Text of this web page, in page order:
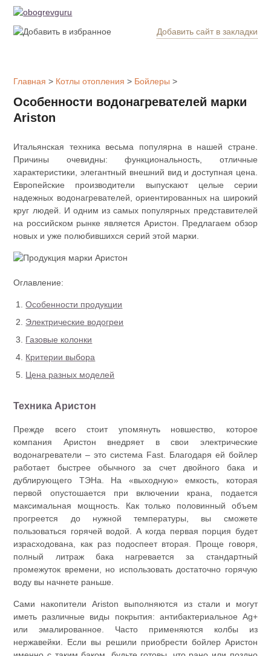
Добавить сайт в закладки
Котлы
отопления
Утепление
дома
Печи и
камины
Утеплители
Главная > Котлы отопления > Бойлеры >
Особенности водонагревателей марки
Ariston
Итальянская техника весьма популярна в нашей стране.
Причины очевидны: функциональность, отличные
характеристики, элегантный внешний вид и доступная цена.
Европейские производители выпускают целые серии
надежных водонагревателей, ориентированных на широкий
круг людей. И одним из самых популярных представителей
на российском рынке является Аристон. Предлагаем обзор
новых и уже полюбившихся серий этой марки.
Оглавление:
Особенности продукции
Электрические водогреи
Газовые колонки
Критерии выбора
Цена разных моделей
Техника Аристон
Прежде всего стоит упомянуть новшество, которое
компания Аристон внедряет в свои электрические
водонагреватели – это система Fast. Благодаря ей бойлер
работает быстрее обычного за счет двойного бака и
дублирующего ТЭНа. На «выходную» емкость, которая
первой опустошается при включении крана, подается
максимальная мощность. Как только половинный объем
прогреется до нужной температуры, вы сможете
пользоваться горячей водой. А когда первая порция будет
израсходована, как раз подоспеет вторая. Проще говоря,
полный литраж бака нагревается за стандартный
промежуток времени, но использовать достаточно горячую
воду вы начнете раньше.
Сами накопители Ariston выполняются из стали и могут
иметь различные виды покрытия: антибактериальное Ag+
или эмалированное. Часто применяются колбы из
нержавейки. Если вы решили приобрести бойлер Аристон